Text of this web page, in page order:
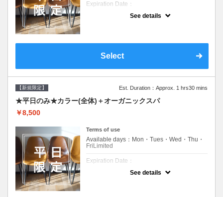
Expiration Date：
新規限定の平日のみのクーポンです★
平日クーポン●シャンプーブロー込●ロング料
提案させて頂きます●選べるシャンプー付き●
See details
Select
【新規限定】 Est. Duration：Approx. 1 hrs30 mins
★平日のみ★カラー(全体)＋オーガニックスパ
￥8,500
Terms of use
Available days：Mon・Tues・Wed・Thu・
FriLimited
Expiration Date：
新規限定の平日のみのクーポンです★
See details